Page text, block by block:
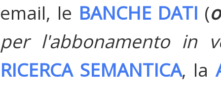
email, le BANCHE DATI (
per l'abbonamento in
RICERCA SEMANTICA, la